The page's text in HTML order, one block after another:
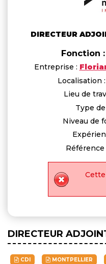
DIRECTEUR
Fonction
Entreprise :
Localisation :
Lieu de
Type
Niveau de
Référence
DIRECTEUR
CDI MONTPELLIER